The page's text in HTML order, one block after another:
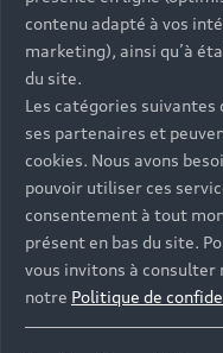
Informations et
Accessibilité - Clients
Trouver mon
Berline
Avant
SUV électrique
SUV hybride
SUV
SUV compact
Financer mon Audi
Audi rent : location
Espace Client Audi
Heycar
Voiture hybride
Voiture commerciale
Voiture de direction
SUV société
Achat véhicule de
Flotte automobile
Entretenir et réparer
Offres Après-Vente
Accessoires et
Espace personnel
Informations client
Functions on Demand
Histoire du progrès
Notre vision
Nos technologies
myAudi experience
© 2026 Audi France.
Mentions légales
Gérer vos cookies
Système de lanceur
contenu adapté à vos
marketing), ainsi qu’à
du site.
Les catégories
ses partenaires et
cookies. Nous avons
pouvoir utiliser ces
consentement à tout
présent en bas du site.
vous invitons à consulter
notre Politique de